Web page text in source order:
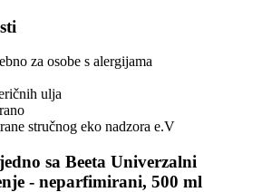
za osobe s alergijama
ulja
stručnog eko nadzora e.V
sa Beeta Univerzalni
- neparfimirani, 500 ml